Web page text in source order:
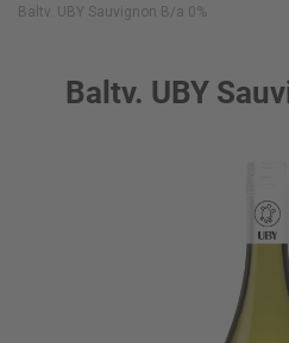
Baltv. UBY Sauvignon B/a 0%
Baltv. UBY